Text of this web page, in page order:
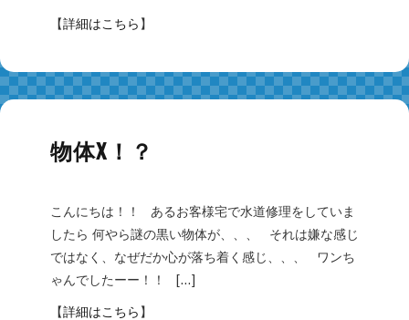
【詳細はこちら 】
物体X！？
こんにちは！！ あるお客様宅で水道修理をしていま
したら 何やら謎の黒い物体が、、、 それは嫌な感じ
ではなく、なぜだか心が落ち着く感じ、、、 ワンち
ゃんでしたーー！！ […]
【詳細はこちら 】